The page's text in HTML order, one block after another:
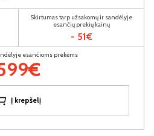
Skirtumas tarp užsakomų ir sandėlyje
esančių prekių kainų
- 51€
esančioms prekėms
Į krepšelį